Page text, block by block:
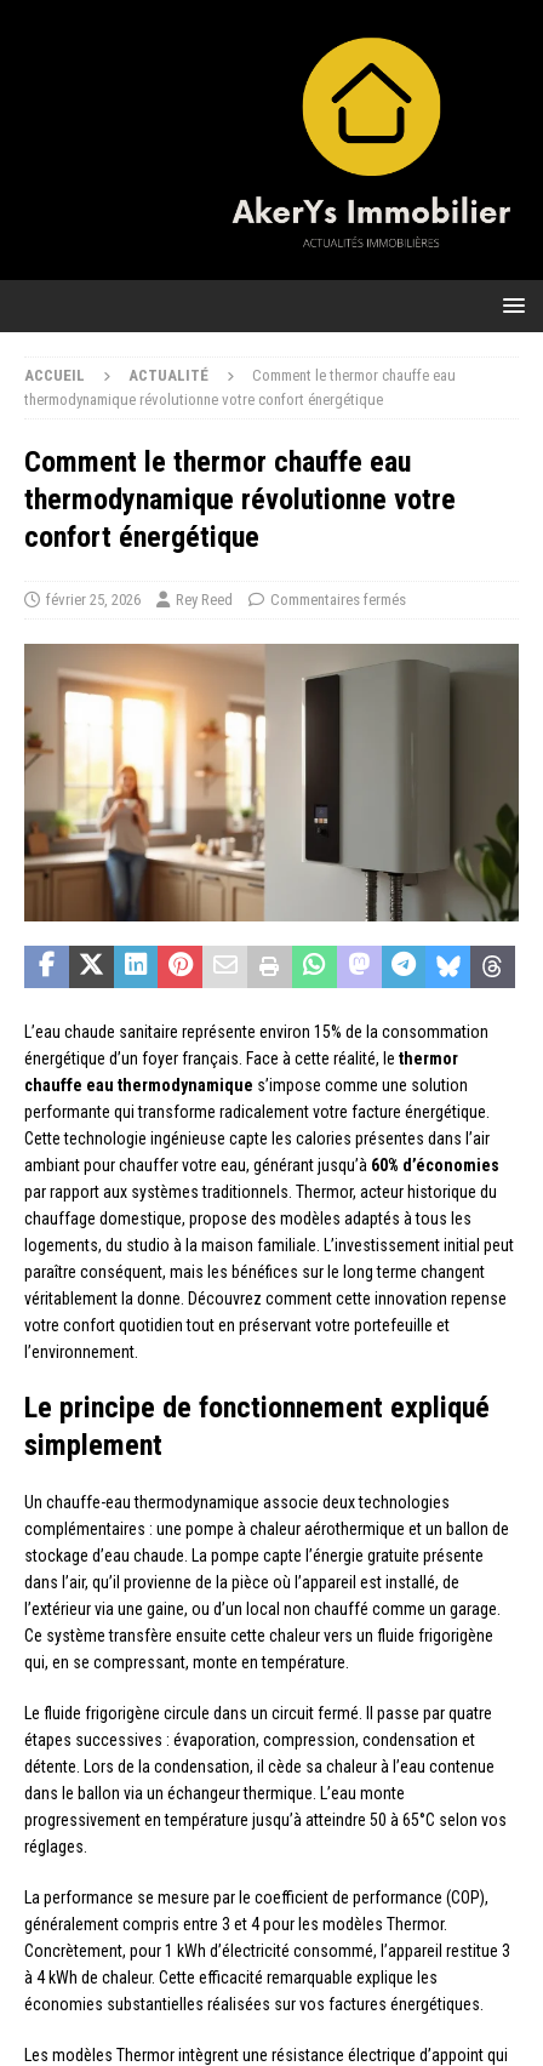
ACCUEIL ACTUALITÉ
Comment le thermor chauffe eau
thermodynamique révolutionne votre confort énergétique
Comment le thermor chauffe eau
thermodynamique révolutionne votre
confort énergétique
février 25, 2026 Rey Reed Commentaires fermés
L’eau chaude sanitaire représente environ 15% de la consommation
énergétique d’un foyer français. Face à cette réalité, le thermor
chauffe eau thermodynamique s’impose comme une solution
performante qui transforme radicalement votre facture énergétique.
Cette technologie ingénieuse capte les calories présentes dans l’air
ambiant pour chauffer votre eau, générant jusqu’à 60% d’économies
par rapport aux systèmes traditionnels. Thermor, acteur historique du
chauffage domestique, propose des modèles adaptés à tous les
logements, du studio à la maison familiale. L’investissement initial peut
paraître conséquent, mais les bénéfices sur le long terme changent
véritablement la donne. Découvrez comment cette innovation repense
votre confort quotidien tout en préservant votre portefeuille et
l’environnement.
Le principe de fonctionnement expliqué
simplement
Un chauffe-eau thermodynamique associe deux technologies
complémentaires : une pompe à chaleur aérothermique et un ballon de
stockage d’eau chaude. La pompe capte l’énergie gratuite présente
dans l’air, qu’il provienne de la pièce où l’appareil est installé, de
l’extérieur via une gaine, ou d’un local non chauffé comme un garage.
Ce système transfère ensuite cette chaleur vers un fluide frigorigène
qui, en se compressant, monte en température.
Le fluide frigorigène circule dans un circuit fermé. Il passe par quatre
étapes successives : évaporation, compression, condensation et
détente. Lors de la condensation, il cède sa chaleur à l’eau contenue
dans le ballon via un échangeur thermique. L’eau monte
progressivement en température jusqu’à atteindre 50 à 65°C selon vos
réglages.
La performance se mesure par le coefficient de performance (COP),
généralement compris entre 3 et 4 pour les modèles Thermor.
Concrètement, pour 1 kWh d’électricité consommé, l’appareil restitue 3
à 4 kWh de chaleur. Cette efficacité remarquable explique les
économies substantielles réalisées sur vos factures énergétiques.
Les modèles Thermor intègrent une résistance électrique d’appoint qui